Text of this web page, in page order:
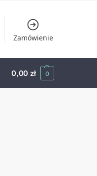
Zamówienie
0,00 zł 0